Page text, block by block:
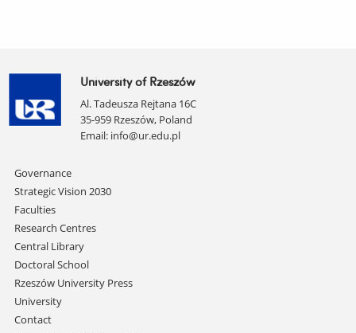
University of Rzeszów
Al. Tadeusza Rejtana 16C
35-959 Rzeszów, Poland
Email: info@ur.edu.pl
Skip
navigation
Governance
Strategic Vision 2030
Faculties
Research Centres
Central Library
Doctoral School
Rzeszów University Press
University
Contact